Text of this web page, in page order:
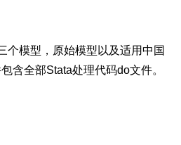
个模型，原始模型以及适用中国
含全部Stata处理代码do文件。